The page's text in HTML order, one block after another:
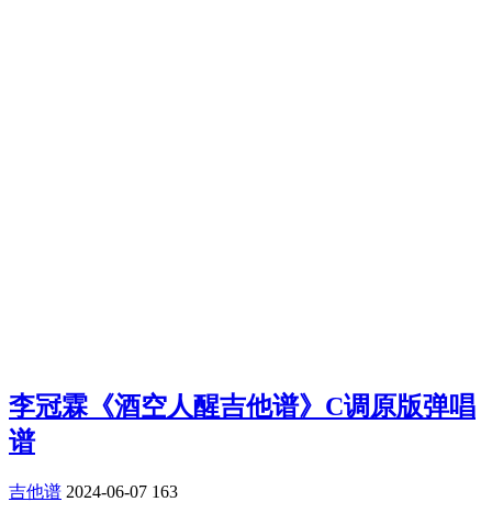
李冠霖《酒空人醒吉他谱》C调原版弹唱
谱
吉他谱 2024-06-07 163